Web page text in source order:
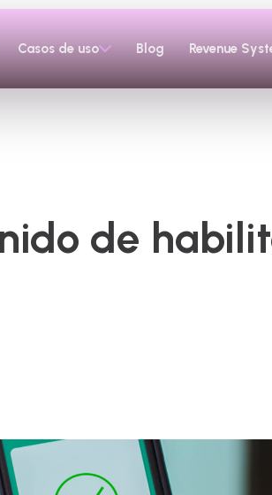
Casos de uso Blog Revenue
de